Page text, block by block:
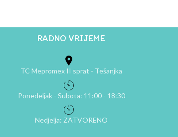
RADNO VRIJEME
TC Mepromex II sprat - Tešanjka
Ponedeljak - Subota: 11:00 - 18:30
Nedjelja: ZATVORENO